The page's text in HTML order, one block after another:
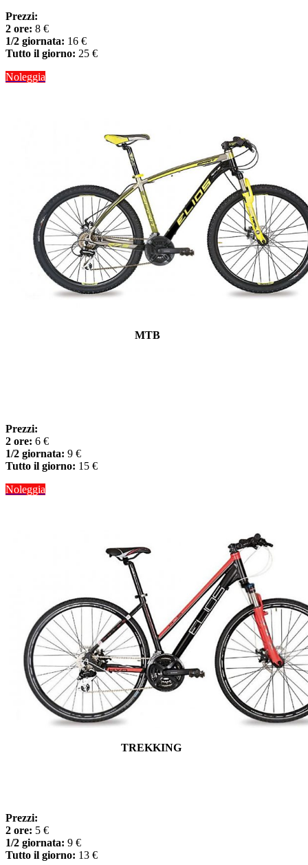
Prezzi:
2 ore: 8 €
1/2 giornata: 16 €
Tutto il giorno: 25 €
Noleggia
MTB
Prezzi:
2 ore: 6 €
1/2 giornata: 9 €
Tutto il giorno: 15 €
Noleggia
TREKKING
Prezzi:
2 ore: 5 €
1/2 giornata: 9 €
Tutto il giorno: 13 €